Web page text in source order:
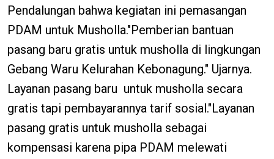
Pendalungan bahwa kegiatan ini pemasangan
PDAM untuk Musholla."Pemberian bantuan
pasang baru gratis untuk musholla di lingkungan
Gebang Waru Kelurahan Kebonagung." Ujarnya.
Layanan pasang baru untuk musholla secara
gratis tapi pembayarannya tarif sosial."Layanan
pasang gratis untuk musholla sebagai
kompensasi karena pipa PDAM melewati